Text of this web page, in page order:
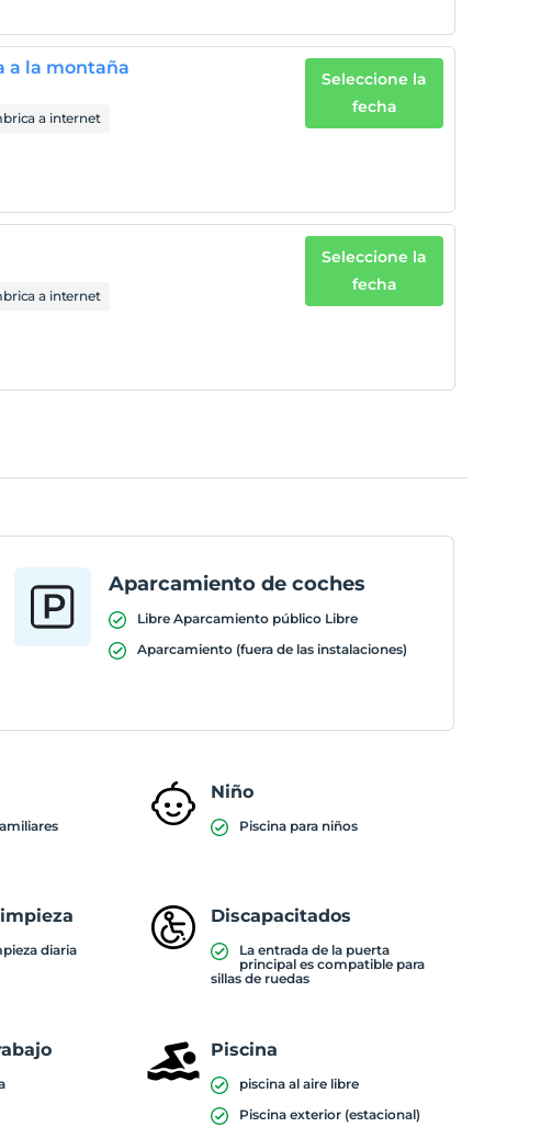
a la montaña
a internet
Seleccione la
fecha
a internet
Seleccione la
fecha
Aparcamiento de coches
Libre Aparcamiento público Libre
Aparcamiento (fuera de las instalaciones)
Niño
Piscina para niños
diaria
Discapacitados
La entrada de la puerta
principal es compatible para
sillas de ruedas
Piscina
piscina al aire libre
Piscina exterior (estacional)